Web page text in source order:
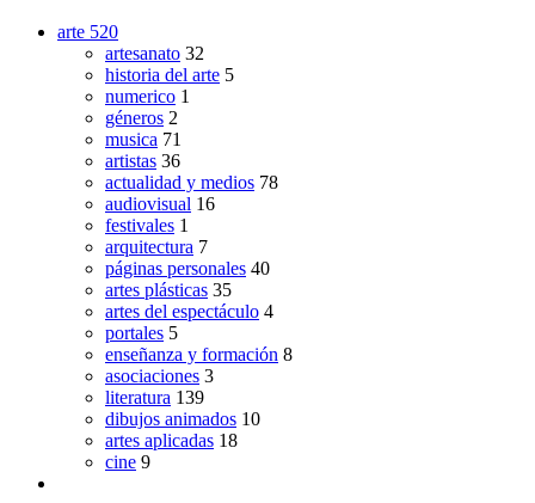
arte 520
artesanato 32
historia del arte 5
numerico 1
géneros 2
musica 71
artistas 36
actualidad y medios 78
audiovisual 16
festivales 1
arquitectura 7
páginas personales 40
artes plásticas 35
artes del espectáculo 4
portales 5
enseñanza y formación 8
asociaciones 3
literatura 139
dibujos animados 10
artes aplicadas 18
cine 9